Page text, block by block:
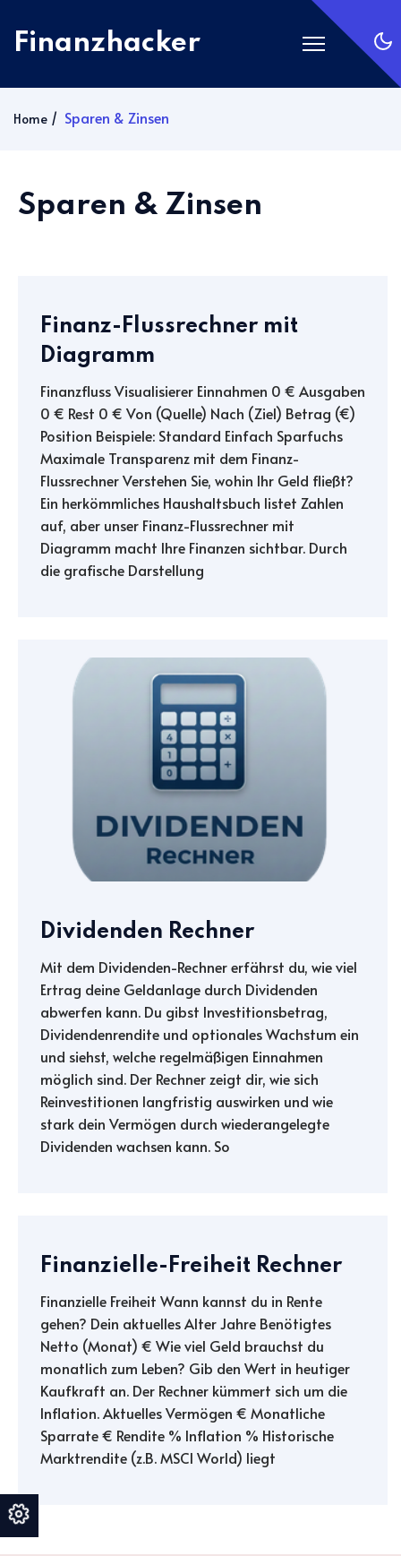
Finanzhacker
Gold
Abonnieren
Home Sparen & Zinsen
Sparen & Zinsen
Finanz-Flussrechner mit
Diagramm
Finanzfluss Visualisierer Einnahmen 0 € Ausgaben
0 € Rest 0 € Von (Quelle) Nach (Ziel) Betrag (€)
Position Beispiele: Standard Einfach Sparfuchs
Maximale Transparenz mit dem Finanz-
Flussrechner Verstehen Sie, wohin Ihr Geld fließt?
Ein herkömmliches Haushaltsbuch listet Zahlen
auf, aber unser Finanz-Flussrechner mit
Diagramm macht Ihre Finanzen sichtbar. Durch
die grafische Darstellung
Dividenden Rechner
Mit dem Dividenden-Rechner erfährst du, wie viel
Ertrag deine Geldanlage durch Dividenden
abwerfen kann. Du gibst Investitionsbetrag,
Dividendenrendite und optionales Wachstum ein
und siehst, welche regelmäßigen Einnahmen
möglich sind. Der Rechner zeigt dir, wie sich
Reinvestitionen langfristig auswirken und wie
stark dein Vermögen durch wiederangelegte
Dividenden wachsen kann. So
Finanzielle-Freiheit Rechner
Finanzielle Freiheit Wann kannst du in Rente
gehen? Dein aktuelles Alter Jahre Benötigtes
Netto (Monat) € Wie viel Geld brauchst du
monatlich zum Leben? Gib den Wert in heutiger
Kaufkraft an. Der Rechner kümmert sich um die
Inflation. Aktuelles Vermögen € Monatliche
Sparrate € Rendite % Inflation % Historische
Marktrendite (z.B. MSCI World) liegt